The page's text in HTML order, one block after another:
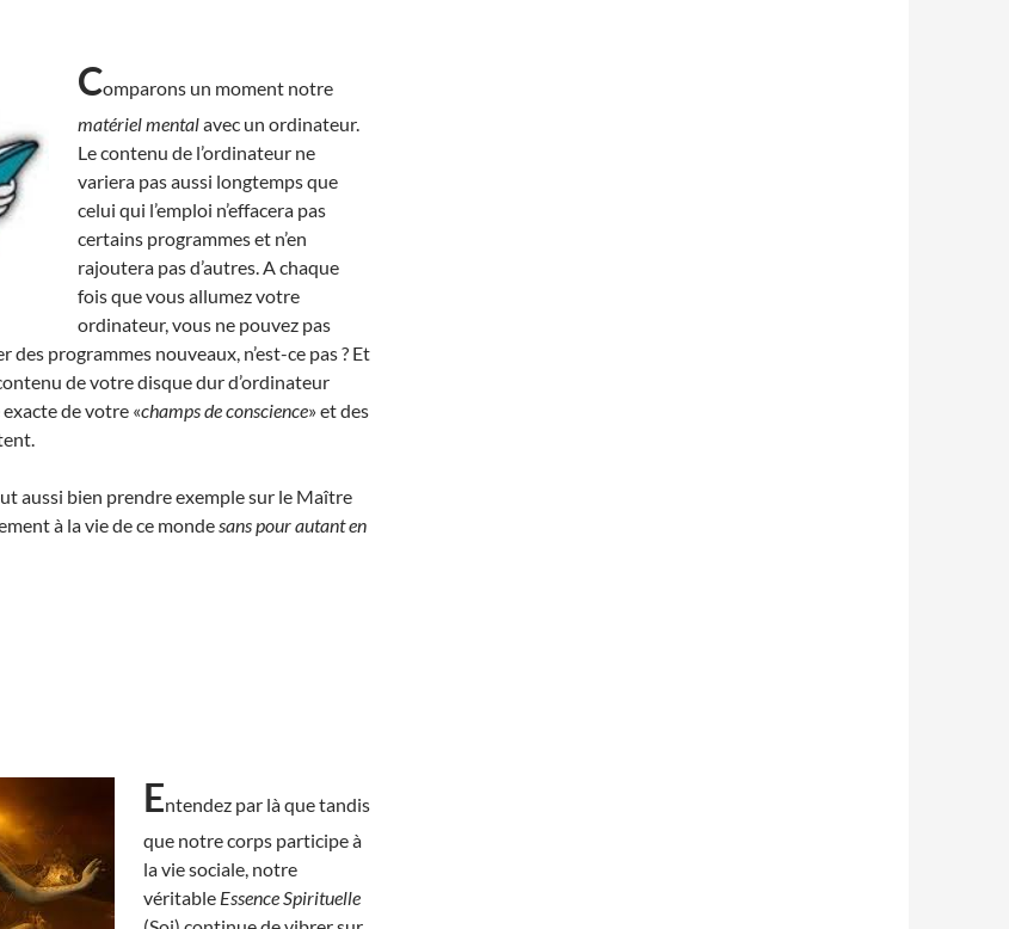
Comparons un moment notre
matériel mentalavec un ordinateur.
Le contenu de l’ordinateur ne
variera pas aussi longtemps que
celui qui l’emploi n’effacera pas
certains programmes et n’en
rajoutera pas d’autres. A chaque
fois que vous allumez votre
ordinateur, vous ne pouvez pas
programmes nouveaux, n’est-ce pas ? Et
de votre disque dur d’ordinateur
de votre «champs de conscience» et des
aussi bien prendre exemple sur le Maître
à la vie de ce mondesans pour autant en
Entendez par là que tandis
que notre corps participe à
la vie sociale, notre
véritable Essence Spirituelle